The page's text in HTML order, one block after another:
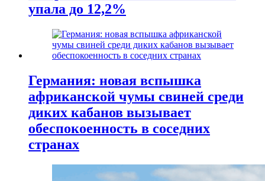
упала до 12,2%
Германия: новая вспышка
африканской чумы свиней среди
диких кабанов вызывает
обеспокоенность в соседних
странах